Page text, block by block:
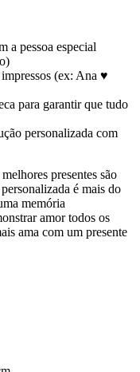
a pessoa especial
(ex: Ana ♥
para garantir que tudo
personalizada com
presentes são
é mais do
memória
amor todos os
ama com um presente